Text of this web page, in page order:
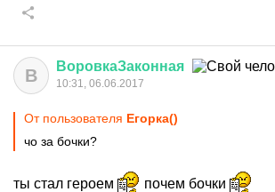
В ВоровкаЗаконная
10:31, 06.06.2017
От пользователя Егорка()
чо за бочки?
ты стал героем почем бочки